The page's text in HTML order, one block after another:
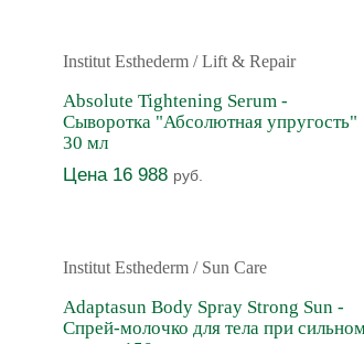
Institut Esthederm / Lift & Repair
Absolute Tightening Serum -
Сыворотка "Абсолютная упругость"
30 мл
Цена 16 988 руб.
Institut Esthederm / Sun Care
Adaptasun Body Spray Strong Sun -
Спрей-молочко для тела при